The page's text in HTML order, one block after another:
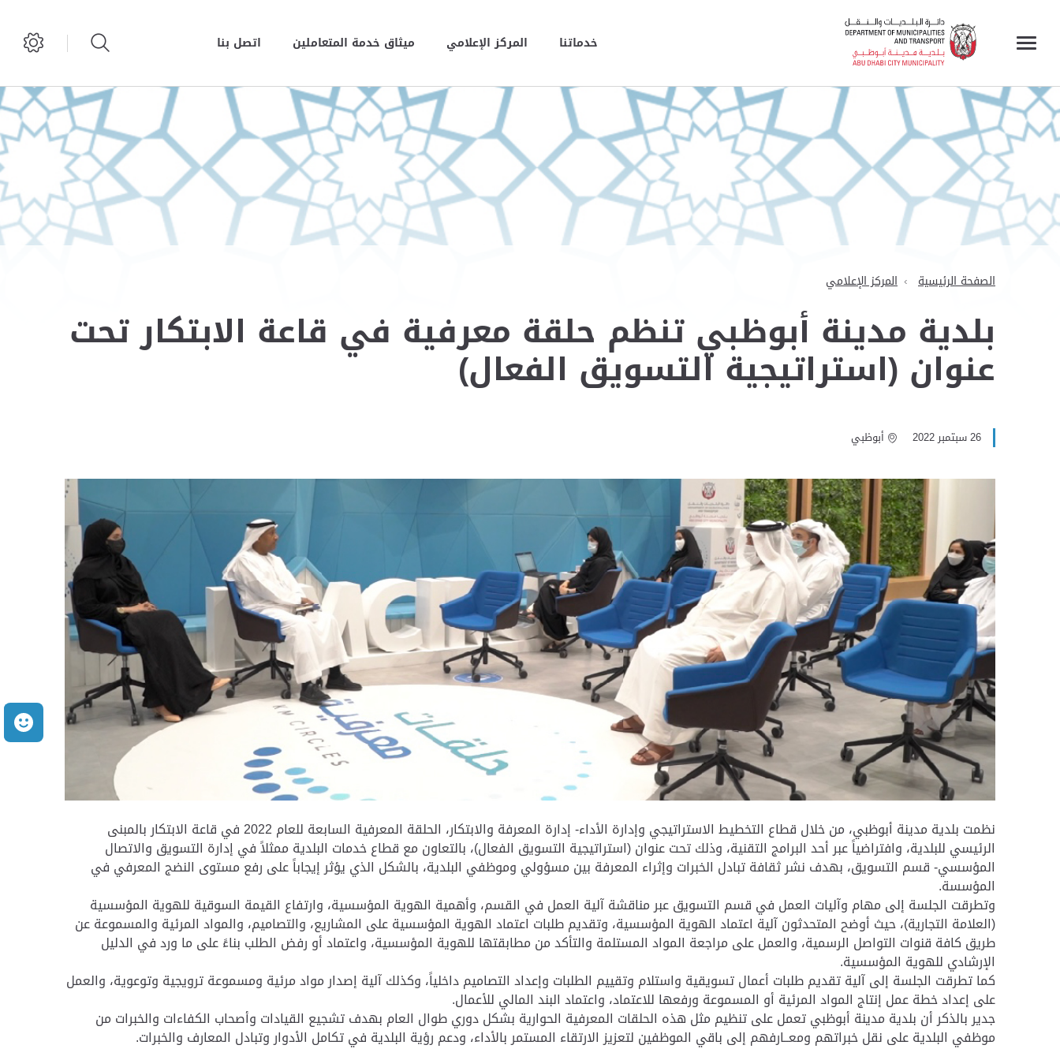
خدماتنا المركز الإعلامي ميثاق خدمة المتعاملين اتصل بنا
الصفحة الرئيسية المركز الإعلامي
بلدية مدينة أبوظبي تنظم حلقة معرفية في قاعة الابتكار تحت
عنوان (استراتيجية التسويق الفعال)
26 سبتمبر 2022 أبوظبي
نظمت بلدية مدينة أبوظبي، من خلال قطاع التخطيط الاستراتيجي وإدارة الأداء- إدارة المعرفة والابتكار، الحلقة المعرفية السابعة للعام 2022 في قاعة الابتكار بالمبنى
الرئيسي للبلدية، وافتراضياً عبر أحد البرامج التقنية، وذلك تحت عنوان (استراتيجية التسويق الفعال)، بالتعاون مع قطاع خدمات البلدية ممثلاً في إدارة التسويق والاتصال
المؤسسي- قسم التسويق، بهدف نشر ثقافة تبادل الخبرات وإثراء المعرفة بين مسؤولي وموظفي البلدية، بالشكل الذي يؤثر إيجاباً على رفع مستوى النضج المعرفي في
المؤسسة.
وتطرقت الجلسة إلى مهام وآليات العمل في قسم التسويق عبر مناقشة آلية العمل في القسم، وأهمية الهوية المؤسسية، وارتفاع القيمة السوقية للهوية المؤسسية
(العلامة التجارية)، حيث أوضح المتحدثون آلية اعتماد الهوية المؤسسية، وتقديم طلبات اعتماد الهوية المؤسسية على المشاريع، والتصاميم، والمواد المرئية والمسموعة عن
طريق كافة قنوات التواصل الرسمية، والعمل على مراجعة المواد المستلمة والتأكد من مطابقتها للهوية المؤسسية، واعتماد أو رفض الطلب بناءً على ما ورد في الدليل
الإرشادي للهوية المؤسسية.
كما تطرقت الجلسة إلى آلية تقديم طلبات أعمال تسويقية واستلام وتقييم الطلبات وإعداد التصاميم داخلياً، وكذلك آلية إصدار مواد مرئية ومسموعة ترويجية وتوعوية، والعمل
على إعداد خطة عمل إنتاج المواد المرئية أو المسموعة ورفعها للاعتماد، واعتماد البند المالي للأعمال.
جدير بالذكر أن بلدية مدينة أبوظبي تعمل على تنظيم مثل هذه الحلقات المعرفية الحوارية بشكل دوري طوال العام بهدف تشجيع القيادات وأصحاب الكفاءات والخبرات من
موظفي البلدية على نقل خبراتهم ومعــارفهم إلى باقي الموظفين لتعزيز الارتقاء المستمر بالأداء، ودعم رؤية البلدية في تكامل الأدوار وتبادل المعارف والخبرات.